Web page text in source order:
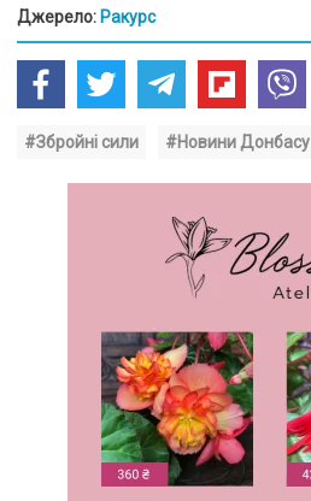
Джерело: Ракурс
#Збройні сили #Новини Донбасу